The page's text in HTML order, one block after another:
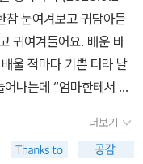
은 급여를 받는 것이나,
하는 것에 박탈감을 느
너나 누가 나한테 “온갖
등에 머리에 손에 차곡차
야 하는 바리바리 짐덩
갖 짐꾸러미”가 아니라,
짐’이라고 하니 좀 들을
참 눈여겨보고 귀담아듣
귀여겨들어요. 배운 바
울 적마다 기쁜 터라 날
나는데 “엄마한테서 배
·서’ 옵니다. 저기‘에서’
하면 토씨를 잘못 붙였습
더보기